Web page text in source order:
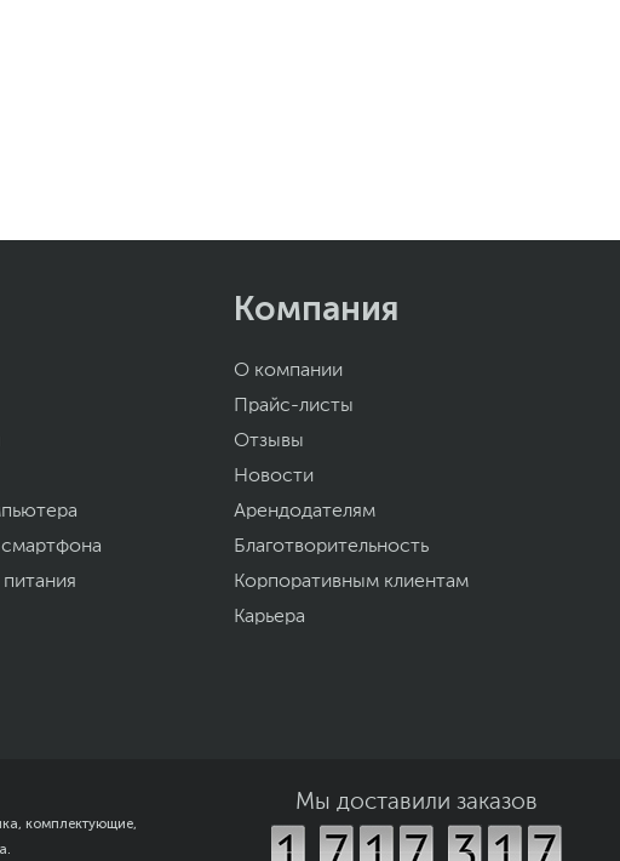
питания
Компания
О компании
Прайс-листы
Отзывы
Новости
Арендодателям
Благотворительность
Корпоративным клиентам
Карьера
комплектующие,
Мы доставили заказов